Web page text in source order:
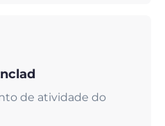
de atividade do